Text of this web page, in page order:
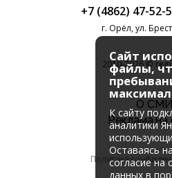
+7 (4862) 47-52-
г. Орёл, ул.
2010-2026 ©
О СМИ
Реклама на
Политика
Сайт
файлы,
К cайту
аналитики
Оставаясь
согласие на
данных в